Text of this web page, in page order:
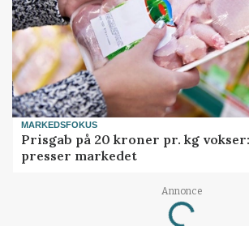
MARKEDSFOKUS
Prisgab på 20 kroner pr. kg
presser markedet
Annonce
Loading...